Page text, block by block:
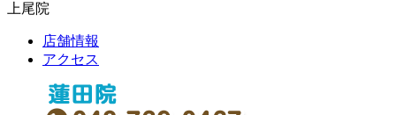
上尾院
店舗情報
アクセス